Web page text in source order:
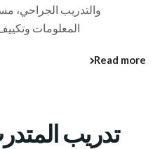
والتدريب الجراحي،
المعلومات
Read more